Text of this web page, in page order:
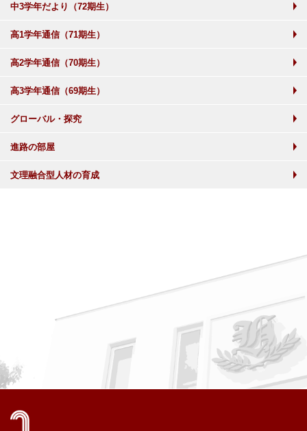
中3学年だより（72期生）
高1学年通信（71期生）
高2学年通信（70期生）
高3学年通信（69期生）
グローバル・探究
進路の部屋
文理融合型人材の育成